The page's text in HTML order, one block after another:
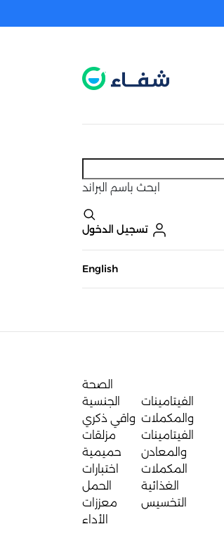
ابحث باسم البراند
تسجيل الدخول
English
الفيتامينات
والمكملات
الفيتامينات
والمعادن
المكملات
الغذائية
التخسيس
الصحة
الجنسية
واقي ذكري
مزلقات
حميمية
اختبارات
الحمل
معززات
الأداء